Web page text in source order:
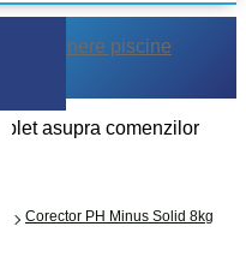
Intretinere piscine
asupra comenzilor
Corector PH Minus Solid 8kg